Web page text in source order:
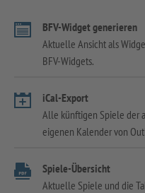
BFV-Widget generieren
Aktuelle Ansicht als
BFV-Widgets.
iCal-Export
Alle künftigen Spiele der
eigenen Kalender von
Spiele-Übersicht
Aktuelle Spiele und die